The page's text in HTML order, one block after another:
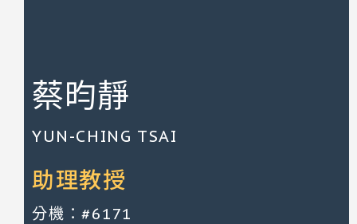
蔡昀靜
YUN-CHING TSAI
助理教授
分機：#6171